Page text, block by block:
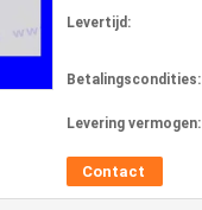
Levertijd:
Betalingscondities:
Levering vermogen:
Contact